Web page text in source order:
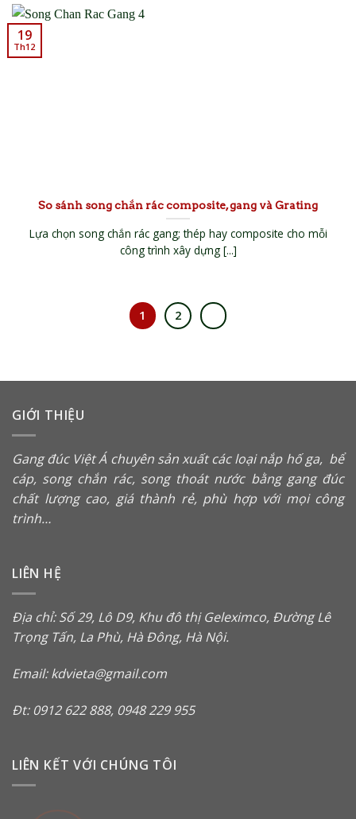
So sánh song chắn rác composite, gang và Grating
Lựa chọn song chắn rác gang; thép hay composite cho mỗi
công trình xây dựng [...]
19
Th12
1 2
GIỚI THIỆU
Gang đúc Việt Á chuyên sản xuất các loạinắp hố ga, bể
cáp, song chắn rác, song thoát nước bằng gang đúc
chất lượng cao, giá thành rẻ, phù hợp với mọi công
trình…
LIÊN HỆ
Địa chỉ: Số 29, Lô D9, Khu đô thị Geleximco, Đường Lê
Trọng Tấn, La Phù, Hà Đông, Hà Nội.
Email: kdvieta@gmail.com
Đt: 0912 622 888, 0948 229 955
LIÊN KẾT VỚI CHÚNG TÔI